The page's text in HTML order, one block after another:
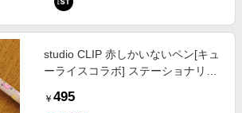
studio CLIP 赤しかいないペン[キュ
ーライスコラボ] ステーショナリー
574854 and ST アンドエスティ
￥ 495